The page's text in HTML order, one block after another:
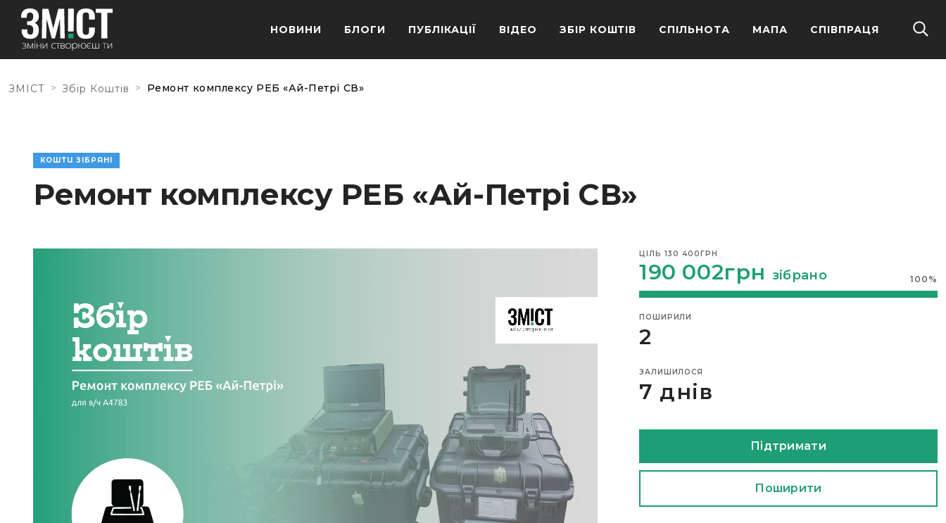
НОВИНИ БЛОГИ ПУБЛІКАЦІЇ ВІДЕО ЗБІР КОШТІВ СПІЛЬНОТА МАПА СПІВПРАЦЯ
ЗМІСТ > Збір Коштів > Ремонт комплексу РЕБ «Ай-Петрі СВ»
КОШТИ ЗІБРАНІ
Ремонт комплексу РЕБ «Ай-Петрі СВ»
ЦІЛЬ 130 400ГРН
190 002грн зібрано 100 %
ПОШИРИЛИ
2
ЗАЛИШИЛОСЯ
7 днів
Підтримати
Поширити